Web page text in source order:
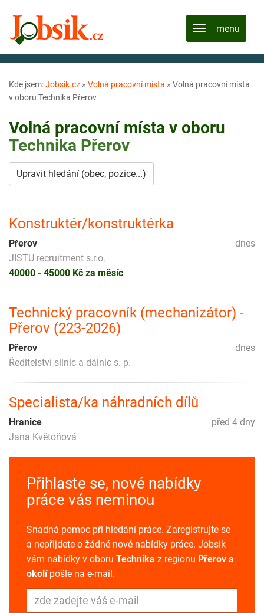
Kde jsem:Jobsik.cz » Volná pracovní místa » Volná pracovní místa
v oboru Technika Přerov
Volná pracovní místa v oboru
Technika Přerov
Upravit hledání (obec, pozice...)
Konstruktér/konstruktérka
dnes
Přerov
JISTU recruitment s.r.o.
40000 - 45000 Kč za měsíc
Technický pracovník (mechanizátor) -
Přerov (223-2026)
dnes
Přerov
Ředitelství silnic a dálnic s. p.
Specialista/ka náhradních dílů
před 4 dny
Hranice
Jana Květoňová
Přihlaste se, nové nabídky
práce vás neminou
Snadná pomoc při hledání práce. Zaregistrujte se
a nepřijdete o žádné nové nabídky práce. Jobsik
vám nabídky v oboru Technika z regionu Přerov a
okolípošle na e-mail.